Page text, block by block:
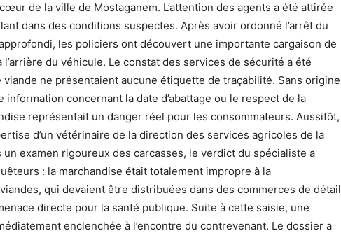
de la ville de Mostaganem. L’attention des agents a été attirée
dans des conditions suspectes. Après avoir ordonné l’arrêt du
les policiers ont découvert une importante cargaison de
du véhicule. Le constat des services de sécurité a été
viande ne présentaient aucune étiquette de traçabilité. Sans origine
concernant la date d’abattage ou le respect de la
représentait un danger réel pour les consommateurs. Aussitôt,
d’un vétérinaire de la direction des services agricoles de la
un examen rigoureux des carcasses, le verdict du spécialiste a
: la marchandise était totalement impropre à la
qui devaient être distribuées dans des commerces de détail
directe pour la santé publique. Suite à cette saisie, une
enclenchée à l’encontre du contrevenant. Le dossier a